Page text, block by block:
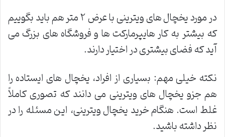
در مورد یخچال های ویترینی با عرض ۲ متر هم باید بگوییم
که بیشتر به کار هایپرمارکت ها و فروشگاه های بزرگ می
آید که فضای بیشتری در اختیار دارند.
نکته خیلی مهم: بسیاری از افراد، یخچال های ایستاده را
هم جزو یخچال های ویترینی می دانند که تصوری کاملاً
غلط است. هنگام خرید یخچال ویترینی، این مسئله را در
نظر داشته باشید.